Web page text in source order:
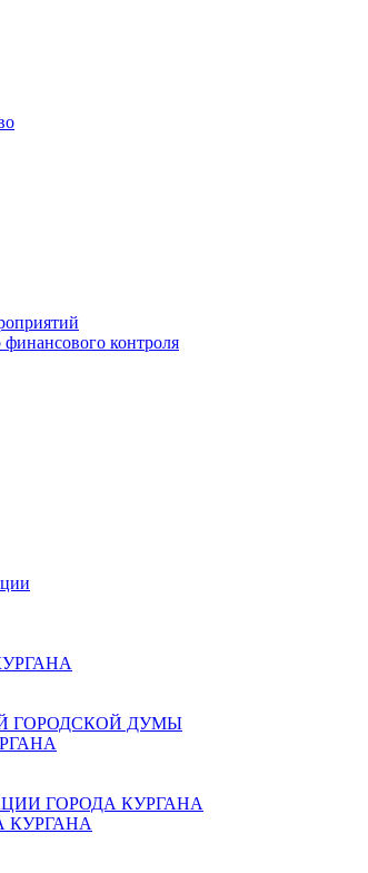
контроля
ГОРОДСКОЙ ДУМЫ
ГОРОДА КУРГАНА
КУРГАНА